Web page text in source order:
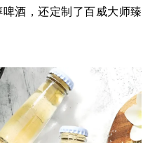
酒，还定制了百威大师臻